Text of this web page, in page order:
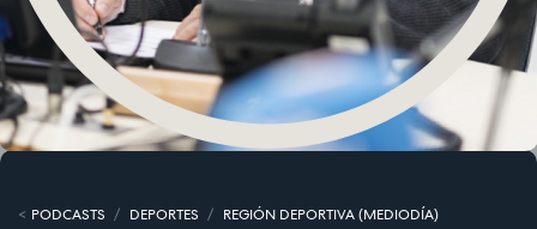
PODCASTS DEPORTES REGIÓN DEPORTIVA (MEDIODÍA)